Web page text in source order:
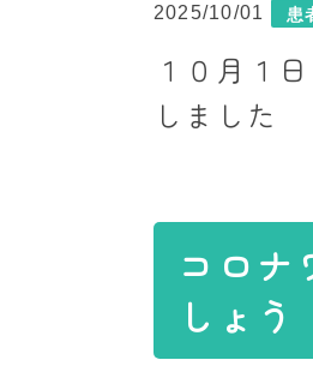
2025/10/01 患
１０月１
しました
コロナ
しょう